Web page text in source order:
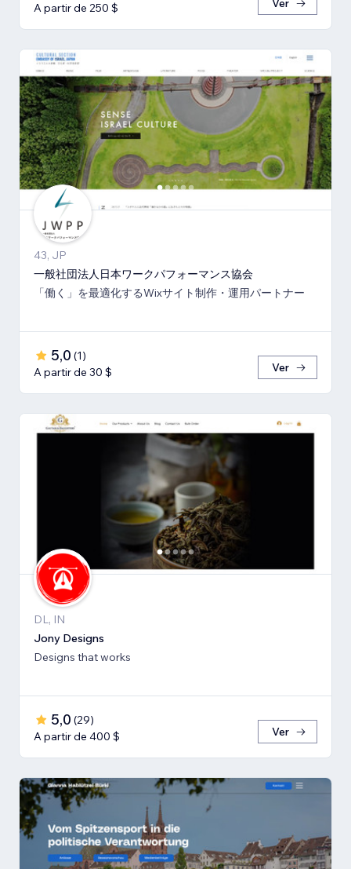
A partir de 250 $
Ver
43, JP
一般社団法人日本ワークパフォーマンス協会
「働く」を最適化するWixサイト制作・運用パートナー
5,0 (1)
A partir de 30 $
Ver
DL, IN
Jony Designs
Designs that works
5,0 (29)
A partir de 400 $
Ver